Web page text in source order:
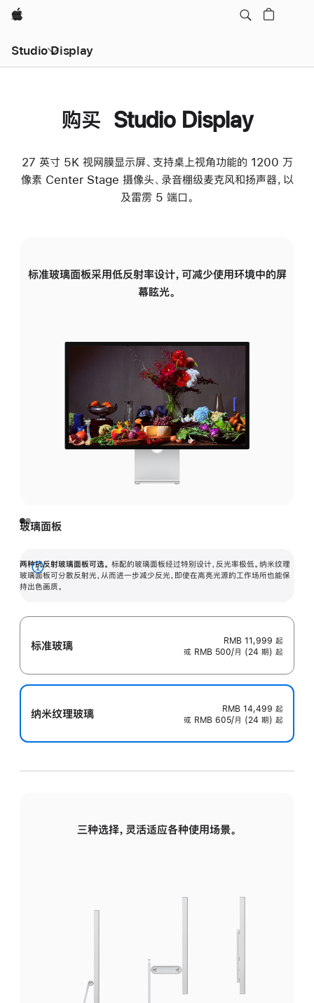
Apple
Studio Display
购买 Studio Display
27 英寸 5K 视网膜显示屏、支持桌上视角功能的 1200 万
像素 Center Stage 摄像头、录音棚级麦克风和扬声器，以
及雷雳 5 端口。
标准玻璃面板采用低反射率设计，可减少使用环境中的屏
幕眩光。
玻璃面板
两种抗反射玻璃面板可选。 标配的玻璃面板经过特别设计，反光率极低。纳米纹理
玻璃面板可分散反射光，从而进一步减少反光，即使在高亮光源的工作场所也能保
持出色画质。
展
开
标准玻璃 RMB 11,999 起
或 RMB 500/月 (24 期) 起
纳米纹理玻璃 RMB 14,499 起
或 RMB 605/月 (24 期) 起
三种选择，灵活适应各种使用场景。